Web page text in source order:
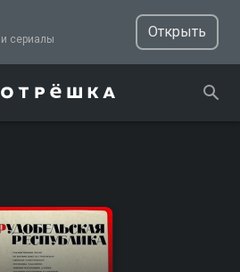
ТВ, фильмы и сериалы
Открыть